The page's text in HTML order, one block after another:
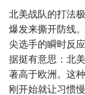
北美战队的打法
爆发来撕开防线
尖选手的瞬时反
据挺有意思：北
著高于欧洲。这
刚开始就让习惯